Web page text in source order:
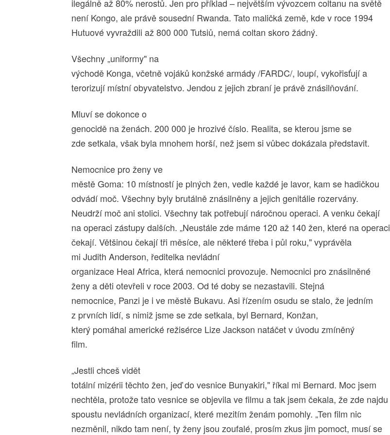
ilegálně až 80% nerostů. Jen pro příklad – největším vývozcem coltanu na světě
není Kongo, ale právě sousední Rwanda. Tato maličká země, kde v roce 1994
Hutuové vyvraždili až 800 000 Tutsiů, nemá coltan skoro žádný.
Všechny „uniformy" na
východě Konga, včetně vojáků konžské armády /FARDC/, loupí, vykořisťují a
terorizují místní obyvatelstvo. Jendou z jejich zbraní je právě znásilňování.
Mluví se dokonce o
genocidě na ženách. 200 000 je hrozivé číslo. Realita, se kterou jsme se
zde setkala, však byla mnohem horší, než jsem si vůbec dokázala představit.
Nemocnice pro ženy ve
městě Goma: 10 místností je plných žen, vedle každé je lavor, kam se hadičkou
odvádí moč. Všechny byly brutálně znásilněny a jejich genitálie rozervány.
Neudrží moč ani stolici. Všechny tak potřebují náročnou operaci. A venku čekají
na operaci zástupy dalších. „Neustále zde máme 120 až 140 žen, které na operaci
čekají. Většinou čekají tři měsíce, ale některé třeba i půl roku," vyprávěla
mi Judith Anderson, ředitelka nevládní
organizace Heal Africa, která nemocnici provozuje. Nemocnici pro znásilněné
ženy a děti otevřeli v roce 2003. Od té doby se nezastavili. Stejná
nemocnice, Panzi je i ve městě Bukavu. Asi řízením osudu se stalo, že jedním
z prvních lidí, s nimiž jsme se zde setkala, byl Bernard, Konžan,
který pomáhal americké režisérce Lize Jackson natáčet v úvodu zmíněný
film.
„Jestli chceš vidět
totální mizérii těchto žen, jeď do vesnice Bunyakiri," říkal mi Bernard. Moc jsem
nechtěla, protože tato vesnice se objevila ve filmu a tak jsem čekala, že zde najdu
spoustu nevládních organizací, které mezitím ženám pomohly. „Ten film nic
nezměnil, nikdo tam není, ty ženy jsou zoufalé, prosím zkus jim pomoct, musí se